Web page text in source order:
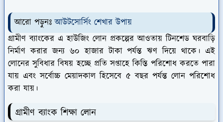
আরো পড়ুনঃআউটসোর্সিং শেখার উপায়
গ্রামীণ ব্যাংকের এ হাউজিং লোন প্রকল্পের আওতায় টিনশেড ঘরবাড়ি
নির্মাণ করার জন্য ৬০ হাজার টাকা পর্যন্ত ঋণ দিয়ে থাকে। এই
লোনের সুবিধার বিষয় হচ্ছে প্রতি সপ্তাহে কিস্তি পরিশোধ করতে পারা
যায় এবং সর্বোচ্চ মেয়াদকাল হিসেবে ৫ বছর পর্যন্ত লোন পরিশোধ
করা যায়।
গ্রামীণ ব্যাংক শিক্ষা লোন